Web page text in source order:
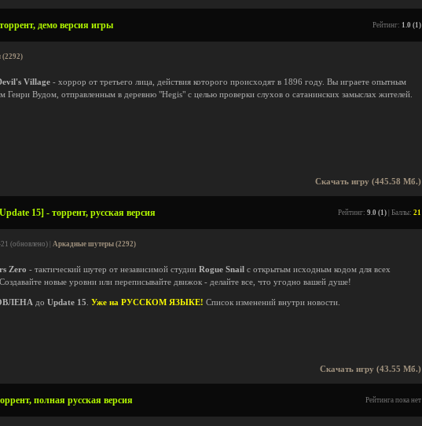
демо версия игры Рейтинг: 1.0 (1)
(2292)
Village - хоррор от третьего лица, действия которого происходят в 1896 году. Вы играете опытным
Генри Вудом, отправленным в деревню "Hegis" с целью проверки слухов о сатанинских замыслах жителей.
Скачать игру (445.58 Мб.)
15] - торрент, русская версия Рейтинг: 9.0 (1) | Баллы: 21
(обновлено) | Аркадные шутеры (2292)
Zero - тактический шутер от независимой студии Rogue Snail с открытым исходным кодом для всех
новые уровни или переписывайте движок - делайте все, что угодно вашей душе!
до Update 15 Уже на РУССКОМ ЯЗЫКЕ! Список изменений внутри новости.
Скачать игру (43.55 Мб.)
полная русская версия Рейтинга пока нет